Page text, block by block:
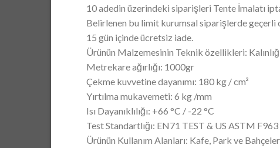
10 adedin üzerindeki siparişleri Tente İmalatı
Belirlenen bu limit kurumsal siparişlerde
15 gün içinde ücretsiz iade.
Ürünün Malzemesinin Teknik özellikleri:
Metrekare ağırlığı: 1000gr
Çekme kuvvetine dayanımı: 180 kg / cm²
Yırtılma mukavemeti: 6 kg /mm
Isı Dayanıklılığı: +66 °C / -22 °C
Test Standartlığı: EN71 TEST & US ASTM F963
Ürünün Kullanım Alanları: Kafe, Park ve